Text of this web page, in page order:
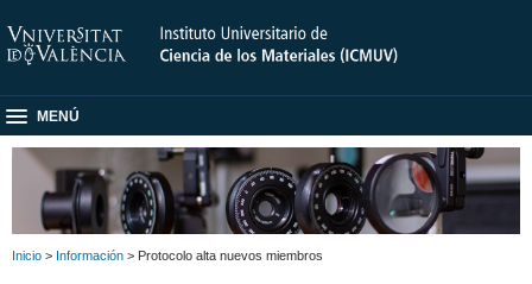
MENÚ
Inicio > Información > Protocolo alta nuevos miembros